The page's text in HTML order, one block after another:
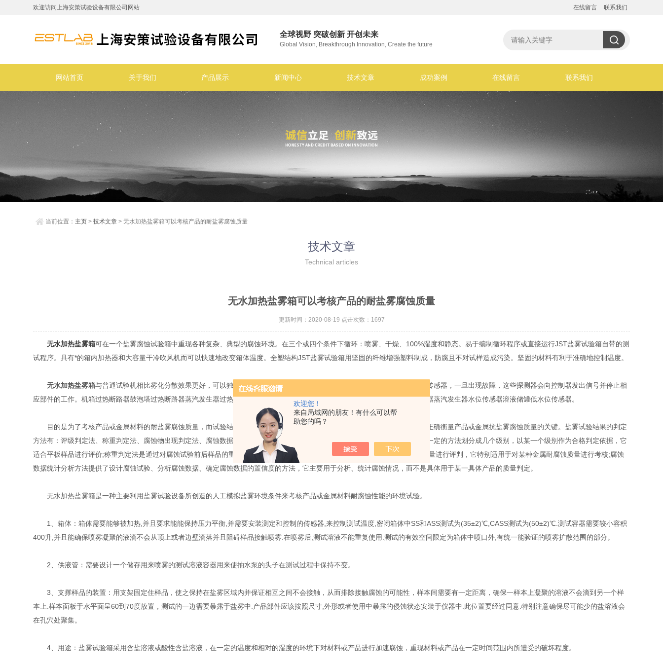
欢迎您！
来自局域网的朋友！有什么可以帮
助您的吗？
欢迎访问上海安策试验设备有限公司网站 在线留言 联系我们
全球视野 突破创新 开创未来
Global Vision, Breakthrough Innovation, Create the future
网站首页 关于我们 产品展示 新闻中心 技术文章 成功案例 在线留言 联系我们
当前位置： 主页 >技术文章 > 无水加热盐雾箱可以考核产品的耐盐雾腐蚀质量
技术文章
Technical articles
无水加热盐雾箱可以考核产品的耐盐雾腐蚀质量
更新时间：2020-08-19 点击次数：1697
无水加热盐雾箱可在一个盐雾腐蚀试验箱中重现各种复杂、典型的腐蚀环境。在三个或四个条件下循环：喷雾、干燥、100%湿度和静态。易于编制循环程序或直接运行JST盐雾试验箱自带的测
试程序。具有*的箱内加热器和大容量干冷吹风机而可以快速地改变箱体温度。全塑结构JST盐雾试验箱用坚固的纤维增强塑料制成，防腐且不对试样造成污染。坚固的材料有利于准确地控制温度。
无水加热盐雾箱与普通试验机相比雾化分散效果更好，可以独立调节喷雾量和喷雾距离。可靠性盐雾腐蚀试验箱装有以下安全传感器，一旦出现故障，这些探测器会向控制器发出信号并停止相
应部件的工作。机箱过热断路器鼓泡塔过热断路器蒸汽发生器过热断路器空气加热器断路器鼓泡塔低水位传感器鼓泡塔高水位传感器蒸汽发生器水位传感器溶液储罐低水位传感器。
目的是为了考核产品或金属材料的耐盐雾腐蚀质量，而试验结果判定正是对产品质量的宣判，它的判定结果是否正确合理，是正确衡量产品或金属抗盐雾腐蚀质量的关键。盐雾试验结果的判定
方法有：评级判定法、称重判定法、腐蚀物出现判定法、腐蚀数据统计分析法。评级判定法是把腐蚀面积与总面积之比的百分数按一定的方法划分成几个级别，以某一个级别作为合格判定依据，它
适合平板样品进行评价;称重判定法是通过对腐蚀试验前后样品的重量进行称重的方法，计算出受腐蚀损失的重量来对样品耐腐蚀质量进行评判，它特别适用于对某种金属耐腐蚀质量进行考核;腐蚀
数据统计分析方法提供了设计腐蚀试验、分析腐蚀数据、确定腐蚀数据的置信度的方法，它主要用于分析、统计腐蚀情况，而不是具体用于某一具体产品的质量判定。
无水加热盐雾箱是一种主要利用盐雾试验设备所创造的人工模拟盐雾环境条件来考核产品或金属材料耐腐蚀性能的环境试验。
1、箱体：箱体需要能够被加热,并且要求能能保持压力平衡,并需要安装测定和控制的传感器,来控制测试温度,密闭箱体中SS和ASS测试为(35±2)℃,CASS测试为(50±2)℃.测试容器需要较小容积
400升,并且能确保喷雾凝聚的液滴不会从顶上或者边壁滴落并且阻碍样品接触喷雾.在喷雾后,测试溶液不能重复使用.测试的有效空间限定为箱体中喷口外,有统一能验证的喷雾扩散范围的部分。
2、供液管：需要设计一个储存用来喷雾的测试溶液容器用来使抽水泵的头子在测试过程中保持不变。
3、支撑样品的装置：用支架固定住样品，使之保持在盐雾区域内并保证相互之间不会接触，从而排除接触腐蚀的可能性，样本间需要有一定距离，确保一样本上凝聚的溶液不会滴到另一个样
本上.样本面板于水平面呈60到70度放置，测试的一边需要暴露于盐雾中.产品部件应该按照尺寸,外形或者使用中暴露的侵蚀状态安装于仪器中.此位置要经过同意.特别注意确保尽可能少的盐溶液会
在孔穴处聚集。
4、用途：盐雾试验箱采用含盐溶液或酸性含盐溶液，在一定的温度和相对的湿度的环境下对材料或产品进行加速腐蚀，重现材料或产品在一定时间范围内所遭受的破坏程度。